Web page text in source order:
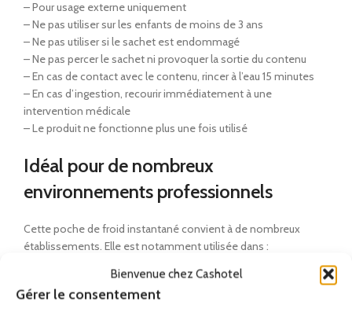
Bienvenue chez Cashotel
Gérer le consentement
– Pour usage externe uniquement
– Ne pas utiliser sur les enfants de moins de 3 ans
– Ne pas utiliser si le sachet est endommagé
– Ne pas percer le sachet ni provoquer la sortie du contenu
– En cas de contact avec le contenu, rincer à l’eau 15 minutes
– En cas d’ingestion, recourir immédiatement à une
intervention médicale
– Le produit ne fonctionne plus une fois utilisé
Idéal pour de nombreux
environnements professionnels
Cette poche de froid instantané convient à de nombreux
établissements. Elle est notamment utilisée dans :
– Hôpitaux, cliniques et urgences
– EHPAD et établissements de soins